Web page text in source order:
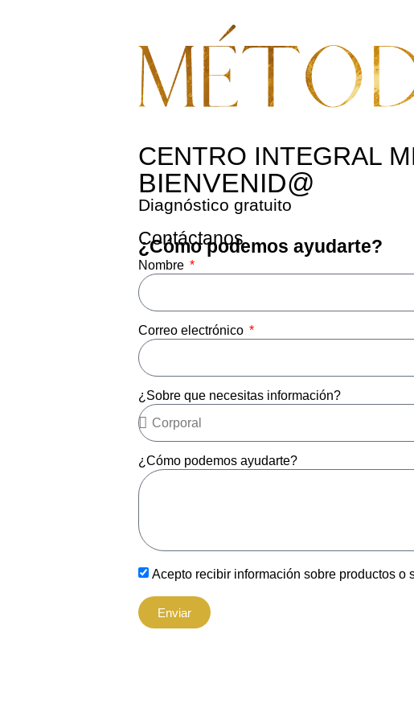
CENTRO INTEGRAL
BIENVENID@
Diagnóstico gratuito
Contáctanos
¿Cómo podemos ayudarte?
Nombre
Correo electrónico
¿Sobre que necesitas información?
¿Cómo podemos ayudarte?
Acepto recibir información sobre productos o
Enviar